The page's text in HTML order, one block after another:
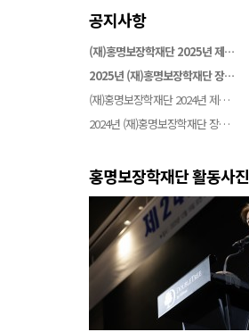
공지사항
(재)홍명보장학재단 2025년 제…
2025년 (재)홍명보장학재단 장…
(재)홍명보장학재단 2024년 제…
2024년 (재)홍명보장학재단 장…
홍명보장학재단 활동사진